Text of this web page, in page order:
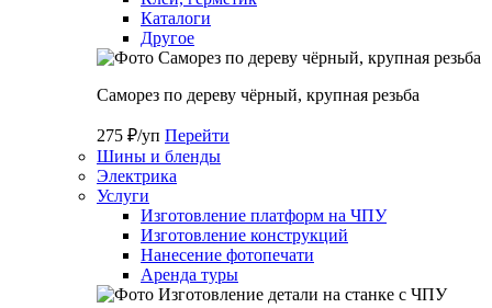
Каталоги
Другое
Саморез по дереву чёрный, крупная резьба
275 ₽/уп Перейти
Шины и бленды
Электрика
Услуги
Изготовление платформ на ЧПУ
Изготовление конструкций
Нанесение фотопечати
Аренда туры